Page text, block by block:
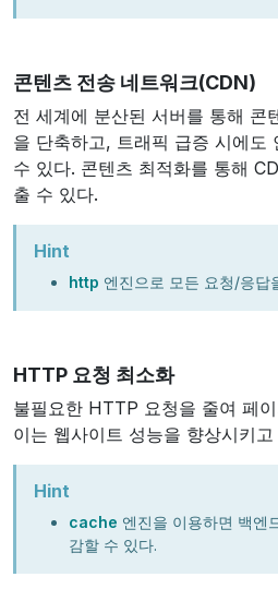
콘텐츠 전송 네트워크(CDN)
전 세계에 분산된 서버를 통해 콘
을 단축하고, 트래픽 급증 시에도
수 있다. 콘텐츠 최적화를 통해
출 수 있다.
Hint
http 엔진으로 모든 요청/응답
HTTP 요청 최소화
불필요한 HTTP 요청을 줄여 페
이는 웹사이트 성능을 향상시키
Hint
cache 엔진을 이용하면 백엔
감할 수 있다.